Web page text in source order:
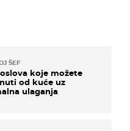
ŠEF
koje možete
od kuće uz
ulaganja